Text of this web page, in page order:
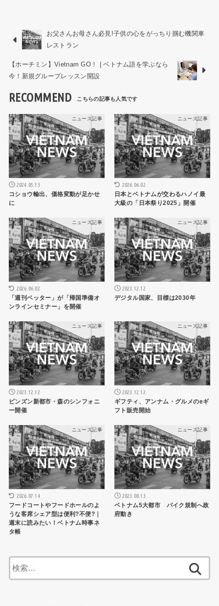
お父さんお母さん必見!子供の心をがっちり掴む機関車
レストラン
【ホーチミン】Vietnam GO！ | ベトナム語を学ぶなら
今！新規グループレッスン開設
RECOMMEND
ニュース記事
2024.05.13
コショウ輸出、価格変動が足かせ
に
ニュース記事
2026.06.02
日本とベトナムが交わるハノイ最
大級の「日本祭り2025」開催
ニュース記事
2026.06.02
「週刊ベッター」が「帰国準備オ
ンラインセミナー」を開催
ニュース記事
2023.12.12
デジタル国家、目標は2030年
ニュース記事
2023.12.12
ビンズン新都市・森のシンフォニ
ー開催
ニュース記事
2023.12.12
ギフティ、アンナム・グルメのeギ
フト販売開始
ニュース記事
2026.07.14
フードコートやフードホールのよ
うな客席シェア型は便利?不便?｜
週末に読みたい！ベトナム時事ネ
タ帳
ニュース記事
2023.08.13
ベトナム5大都市 バイク規制へ政
府動き
索: